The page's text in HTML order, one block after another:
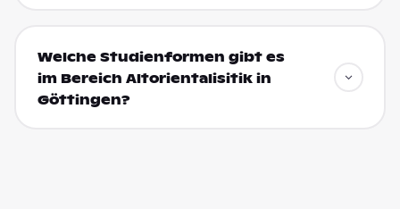
Welche Studienformen gibt es
im Bereich Altorientalisitik in
Göttingen?